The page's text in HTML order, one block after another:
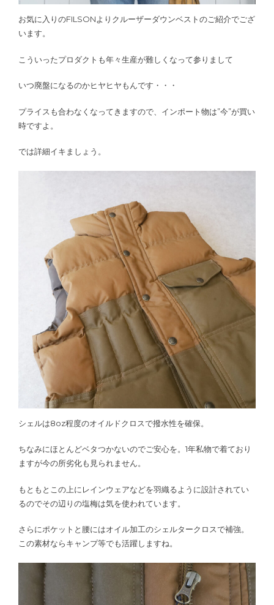
お気に入りのFILSONよりクルーザーダウンベストのご紹介でござ
います。
こういったプロダクトも年々生産が難しくなって参りまして
いつ廃盤になるのかヒヤヒヤもんです・・・
プライスも合わなくなってきますので、インポート物は”今”が買い
時ですよ。
では詳細イキましょう。
シェルは8oz程度のオイルドクロスで撥水性を確保。
ちなみにほとんどベタつかないのでご安心を。1年私物で着ており
ますが今の所劣化も見られません。
もともとこの上にレインウェアなどを羽織るように設計されてい
るのでその辺りの塩梅は気を使われています。
さらにポケットと腰にはオイル加工のシェルタークロスで補強。
この素材ならキャンプ等でも活躍しますね。